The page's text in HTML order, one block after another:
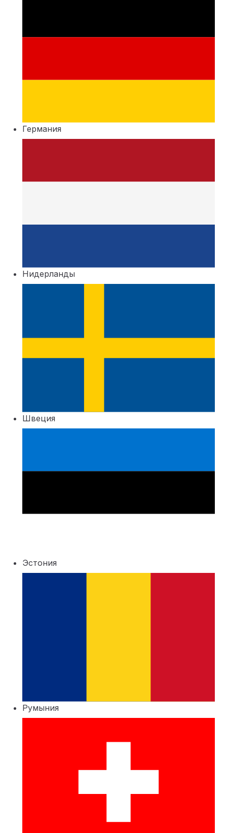
Германия
Нидерланды
Швеция
Эстония
Румыния